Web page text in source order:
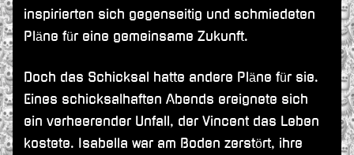
inspirierten sich gegenseitig und schmiedeten
Pläne für eine gemeinsame Zukunft.
Doch das Schicksal hatte andere Pläne für sie.
Eines schicksalhaften Abends ereignete sich
ein verheerender Unfall, der Vincent das Leben
kostete. Isabella war am Boden zerstört, ihre